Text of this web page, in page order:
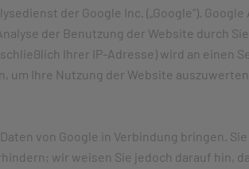
der Google Inc. („Google“).
der Benutzung der Website durch
Ihrer IP-Adresse) wird an einen
um Ihre Nutzung der Website
von Google in Verbindung bringen.
wir weisen Sie jedoch darauf hin,